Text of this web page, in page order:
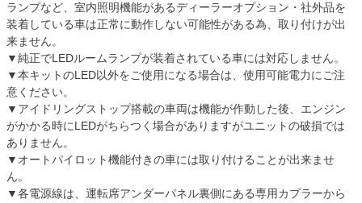
ランプなど、室内照明機能があるディーラーオプション・社外品を
装着している車は正常に動作しない可能性がある為、取り付けが出
来ません。
▼純正でLEDルームランプが装着されている車には対応しません。
▼本キットのLED以外をご使用になる場合は、使用可能電力にご注
意ください。
▼アイドリングストップ搭載の車両は機能が作動した後、エンジン
がかかる時にLEDがちらつく場合がありますがユニットの破損では
ありません。
▼オートパイロット機能付きの車には取り付けることが出来ませ
ん。
▼各電源線は、運転席アンダーパネル裏側にある専用カプラーから